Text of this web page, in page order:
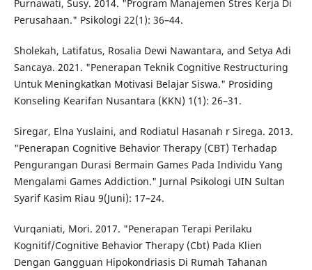
Purnawati, Susy. 2014. "Program Manajemen Stres Kerja Di
Perusahaan." Psikologi 22(1): 36–44.
Sholekah, Latifatus, Rosalia Dewi Nawantara, and Setya Adi
Sancaya. 2021. "Penerapan Teknik Cognitive Restructuring
Untuk Meningkatkan Motivasi Belajar Siswa." Prosiding
Konseling Kearifan Nusantara (KKN) 1(1): 26–31.
Siregar, Elna Yuslaini, and Rodiatul Hasanah r Sirega. 2013.
"Penerapan Cognitive Behavior Therapy (CBT) Terhadap
Pengurangan Durasi Bermain Games Pada Individu Yang
Mengalami Games Addiction." Jurnal Psikologi UIN Sultan
Syarif Kasim Riau 9(Juni): 17–24.
Vurqaniati, Mori. 2017. "Penerapan Terapi Perilaku
Kognitif/Cognitive Behavior Therapy (Cbt) Pada Klien
Dengan Gangguan Hipokondriasis Di Rumah Tahanan